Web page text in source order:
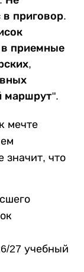
приговор.
в приемные
маршрут".
мечте
значит, что
27 учебный